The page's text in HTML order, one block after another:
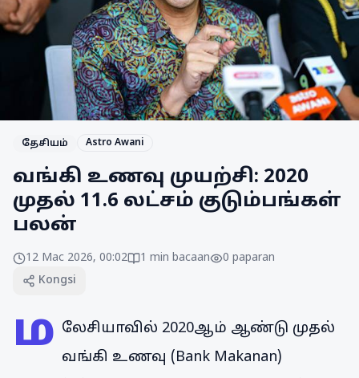
தேசியம் Astro Awani
வங்கி உணவு முயற்சி: 2020
முதல் 11.6 லட்சம் குடும்பங்கள்
பலன்
12 Mac 2026, 00:02 1 min bacaan 0 paparan
Kongsi
ம லேசியாவில் 2020ஆம் ஆண்டு முதல்
வங்கி உணவு (Bank Makanan)